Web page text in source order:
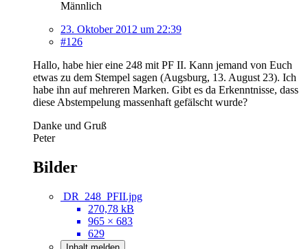
Männlich
23. Oktober 2012 um 22:39
#126
Hallo, habe hier eine 248 mit PF II. Kann jemand von Euch
etwas zu dem Stempel sagen (Augsburg, 13. August 23). Ich
habe ihn auf mehreren Marken. Gibt es da Erkenntnisse, dass
diese Abstempelung massenhaft gefälscht wurde?
Danke und Gruß
Peter
Bilder
DR_248_PFII.jpg
270,78 kB
965 × 683
629